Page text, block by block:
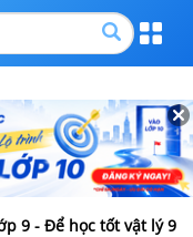
9 - Để học tốt vật lý 9